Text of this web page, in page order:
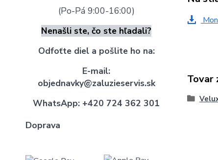
(Po-Pá 9:00-16:00)
Nenašli ste, čo ste hľadali?
Odfoťte diel a pošlite ho na:
E-mail:
objednavky@zaluzieservis.sk
WhatsApp: +420 724 362 301
Doprava
Tovar